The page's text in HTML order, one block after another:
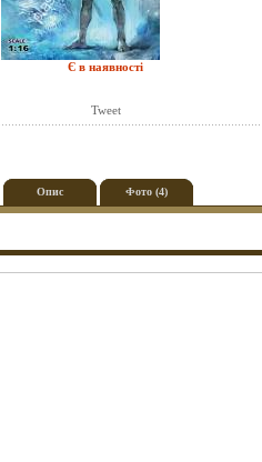
Є в наявності
Tweet
Опис Фото (4)